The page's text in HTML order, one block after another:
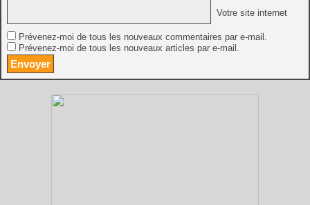
Votre site internet
Prévenez-moi de tous les nouveaux commentaires par e-mail.
Prévenez-moi de tous les nouveaux articles par e-mail.